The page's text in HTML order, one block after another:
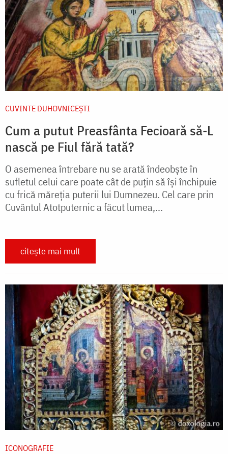
CUVINTE DUHOVNICEȘTI
Cum a putut Preasfânta Fecioară să-L
nască pe Fiul fără tată?
O asemenea întrebare nu se arată îndeobște în
sufletul celui care poate cât de puțin să își închipuie
cu frică măreția puterii lui Dumnezeu. Cel care prin
Cuvântul Atotputernic a făcut lumea,...
citește mai mult
ICONOGRAFIE